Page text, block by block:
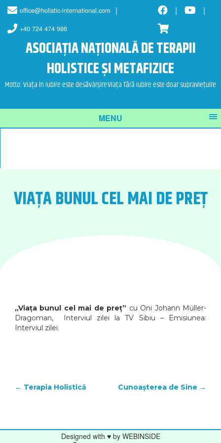
Skip
content
Skip
main
menu
office@holistic-international.com
+40 724 474 986
ASOCIAȚIA NAȚIONALĂ DE TERAPII
HOLISTICE ȘI METAFIZICE
Motto: Viața în iubire este desăvârșireViața fără iubire este doar supraviețuire
MENU
VIAȚA BUNUL CEL MAI DE PREȚ
„Viața bunul cel mai de preț” cu Oni Johann Müller-
Dragoman, Interviul zilei la TV Sibiu – Emisiunea:
Interviul zilei.
POST
← Terapia Holistică Cunoașterea de Sine →
Designed with ♥ by WEBINSIDE